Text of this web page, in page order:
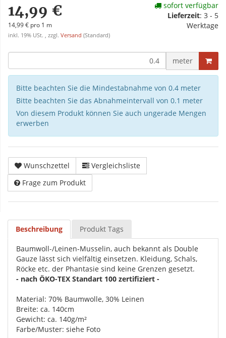
14,99 €
14,99 € pro 1 m
inkl. 19% USt. , zzgl. Versand (Standard)
sofort verfügbar
Lieferzeit: 3 - 5
Werktage
meter
Bitte beachten Sie die Mindestabnahme von 0.4 meter
Bitte beachten Sie das Abnahmeintervall von 0.1 meter
Von diesem Produkt können Sie auch ungerade Mengen
erwerben
Wunschzettel
Vergleichsliste
Frage zum Produkt
Beschreibung Produkt Tags
Baumwoll-/Leinen-Musselin, auch bekannt als Double
Gauze lässt sich vielfältig einsetzen. Kleidung, Schals,
Röcke etc. der Phantasie sind keine Grenzen gesetzt.
- nach ÖKO-TEX Standart 100 zertifiziert -
Material: 70% Baumwolle, 30% Leinen
Breite: ca. 140cm
Gewicht: ca. 140g/m²
Farbe/Muster: siehe Foto